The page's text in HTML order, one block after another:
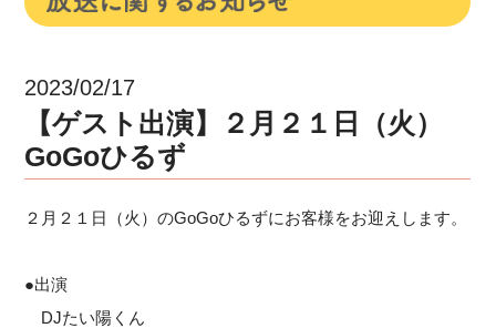
2023/02/17
【ゲスト出演】２月２１日（火）
GoGoひるず
２月２１日（火）のGoGoひるずにお客様をお迎えします。
●出演
DJたい陽くん